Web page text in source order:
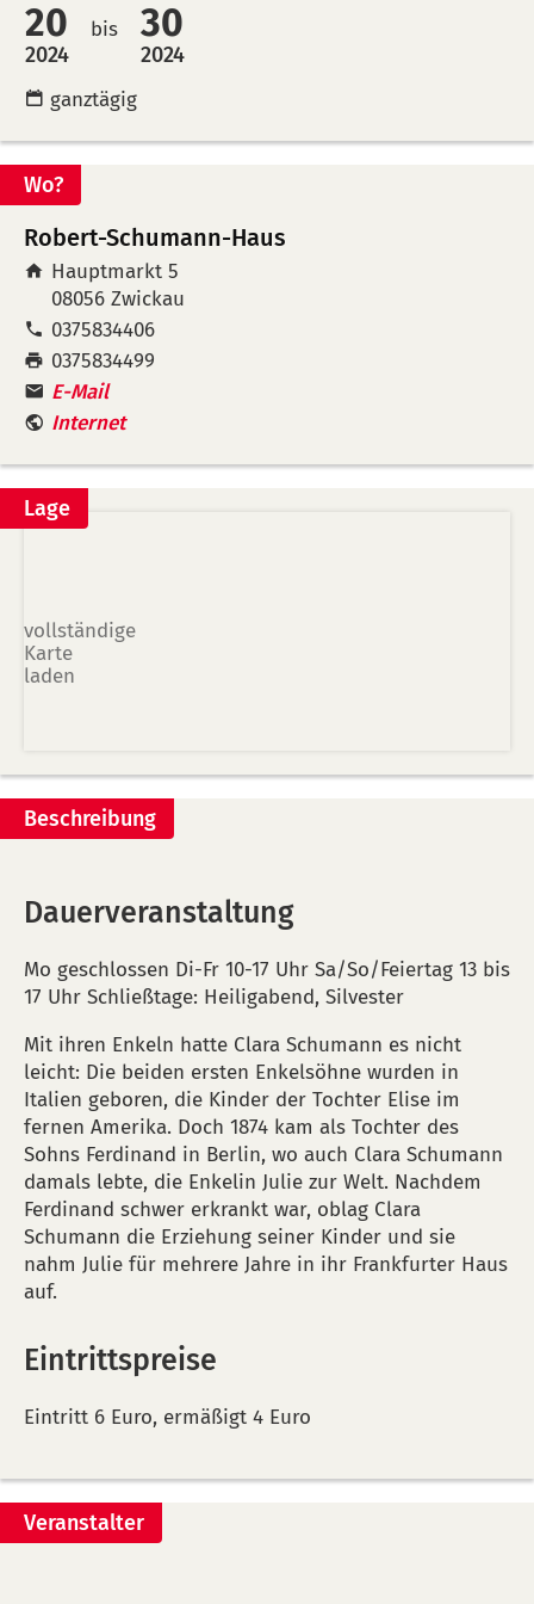
20
2024
bis 30
2024
ganztägig
Wo?
Robert-Schumann-Haus
Hauptmarkt 5
08056 Zwickau
Tel:
0375834406
Fax:
0375834499
E-Mail
Internet
Lage
vollständige
Karte
laden
Beschreibung
Dauerveranstaltung
Mo geschlossen Di-Fr 10-17 Uhr Sa/So/Feiertag 13 bis
17 Uhr Schließtage: Heiligabend, Silvester
Mit ihren Enkeln hatte Clara Schumann es nicht
leicht: Die beiden ersten Enkelsöhne wurden in
Italien geboren, die Kinder der Tochter Elise im
fernen Amerika. Doch 1874 kam als Tochter des
Sohns Ferdinand in Berlin, wo auch Clara Schumann
damals lebte, die Enkelin Julie zur Welt. Nachdem
Ferdinand schwer erkrankt war, oblag Clara
Schumann die Erziehung seiner Kinder und sie
nahm Julie für mehrere Jahre in ihr Frankfurter Haus
auf.
Eintrittspreise
Eintritt 6 Euro, ermäßigt 4 Euro
Veranstalter